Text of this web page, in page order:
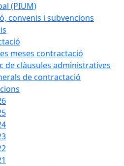
(PIUM)
convenis i subvencions
meses contractació
de clàusules administratives
de contractació